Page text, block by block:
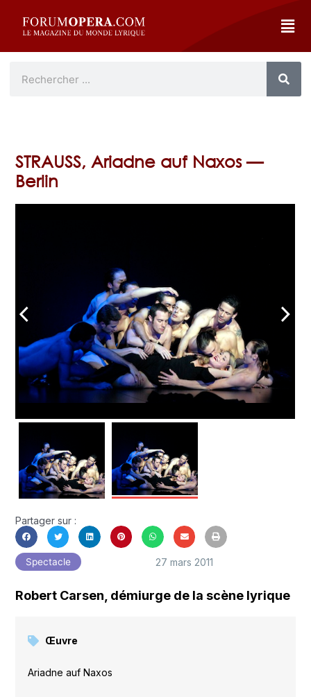
STRAUSS, Ariadne auf Naxos —
Berlin
arrow_back_ios arrow_forward_ios
Partager sur :
Spectacle 27 mars 2011
Robert Carsen, démiurge de la scène lyrique
Œuvre
Ariadne auf Naxos